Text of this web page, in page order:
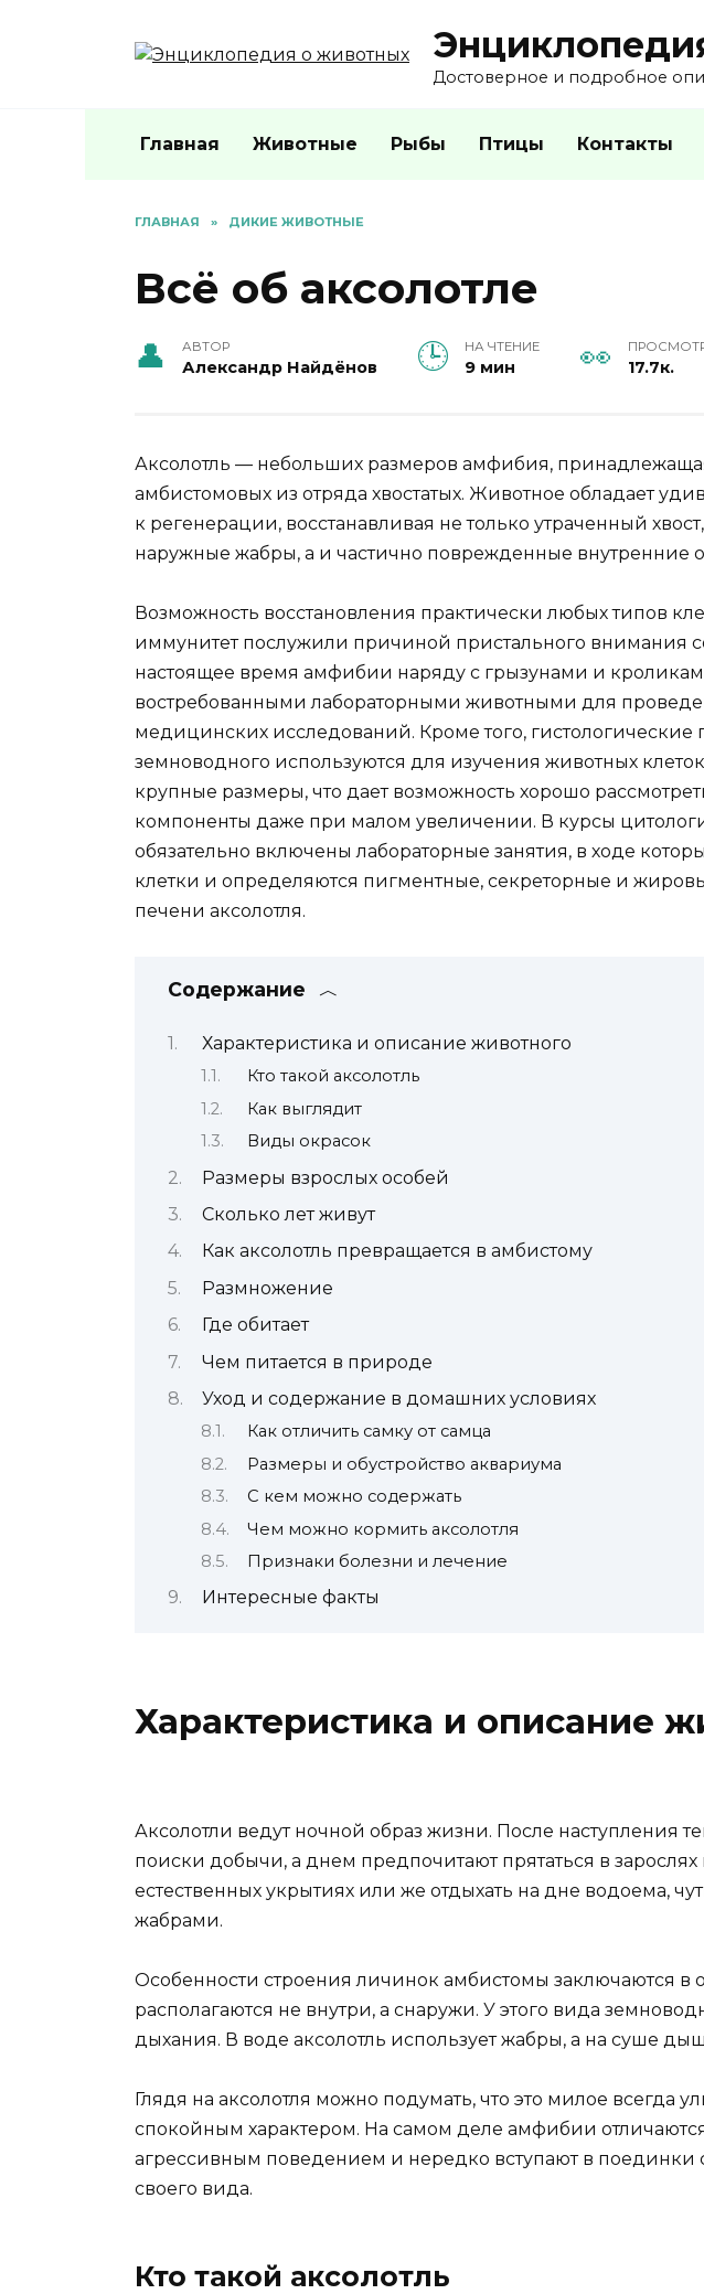
Достоверное и подробное
Главная Животные Рыбы Птицы Контакты
ГЛАВНАЯ » ДИКИЕ ЖИВОТНЫЕ
Всё об аксолотле
АВТОР
Александр Найдёнов
НА ЧТЕНИЕ
9 мин 17.7к.
Аксолотль — небольших размеров амфибия,
амбистомовых из отряда хвостатых. Животное обладает
к регенерации, восстанавливая не только утраченный
наружные жабры, а и частично поврежденные внутренние
Возможность восстановления практически любых типов
иммунитет послужили причиной пристального внимания
настоящее время амфибии наряду с грызунами и
востребованными лабораторными животными для
медицинских исследований. Кроме того, гистологические
земноводного используются для изучения животных
крупные размеры, что дает возможность хорошо
компоненты даже при малом увеличении. В курсы
обязательно включены лабораторные занятия, в ходе
клетки и определяются пигментные, секреторные и
печени аксолотля.
Содержание
Характеристика и описание животного
Кто такой аксолотль
Как выглядит
Виды окрасок
Размеры взрослых особей
Сколько лет живут
Как аксолотль превращается в амбистому
Размножение
Где обитает
Чем питается в природе
Уход и содержание в домашних условиях
Как отличить самку от самца
Размеры и обустройство аквариума
С кем можно содержать
Чем можно кормить аксолотля
Признаки болезни и лечение
Интересные факты
Характеристика и описание
Аксолотли ведут ночной образ жизни. После наступления
поиски добычи, а днем предпочитают прятаться в
естественных укрытиях или же отдыхать на дне водоема,
жабрами.
Особенности строения личинок амбистомы заключаются в
располагаются не внутри, а снаружи. У этого вида
дыхания. В воде аксолотль использует жабры, а на суше
Глядя на аксолотля можно подумать, что это милое всегда
спокойным характером. На самом деле амфибии
агрессивным поведением и нередко вступают в поединки
своего вида.
Кто такой аксолотль